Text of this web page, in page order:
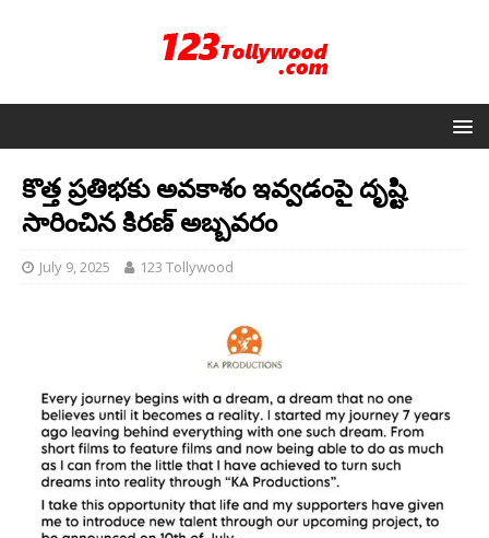
కొత్త ప్రతిభకు అవకాశం ఇవ్వడంపై దృష్టి
సారించిన కిరణ్ అబ్బవరం
July 9, 2025 123 Tollywood